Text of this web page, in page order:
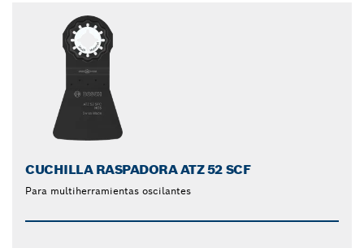
CUCHILLA RASPADORA ATZ 52 SCF
Para multiherramientas oscilantes